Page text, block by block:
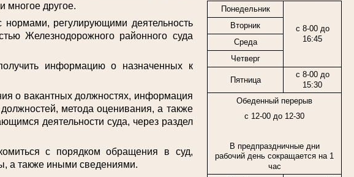
Понедельник
с 8-00 до
16:45
Вторник
Среда
Четверг
Пятница
с 8-00 до
15:30
Обеденный перерыв
с 12-00 до 12-30
В предпраздничные дни
рабочий день сокращается на 1
час
многое другое.
регулирующими деятельность
Железнодорожного районного суда
информацию о назначенных к
о вакантных должностях, информация
метода оценивания, а также
деятельности суда, через раздел
с порядком обращения в суд,
а также иными сведениями.